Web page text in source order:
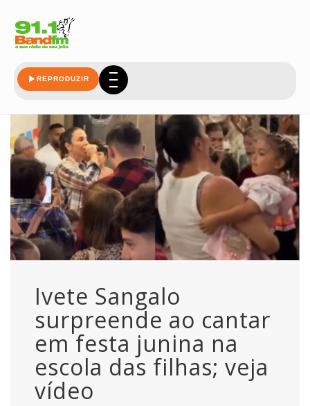
REPRODUZIR
Ivete Sangalo
surpreende ao cantar
em festa junina na
escola das filhas; veja
vídeo